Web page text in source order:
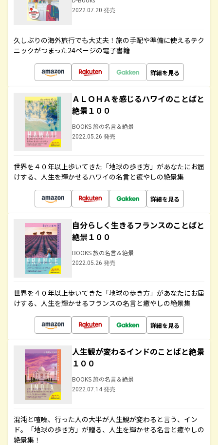
2022.07.20 発売
久しぶりの海外旅行でも大丈夫！旅の手配や準備に使えるテク
ニックがつまった24ページの電子書籍
詳細を見る
ＡＬＯＨＡを感じるハワイのことばと
絶景１００
BOOKS 旅の名言＆絶景
2022.05.26 発売
世界を４０年以上歩いてきた「地球の歩き方」があなたにお届
けする、人生を輝かせるハワイの名言と癒やしの絶景集
詳細を見る
自分らしく生きるフランスのことばと
絶景１００
BOOKS 旅の名言＆絶景
2022.05.26 発売
世界を４０年以上歩いてきた「地球の歩き方」があなたにお届
けする、人生を輝かせるフランスの名言と癒やしの絶景集
詳細を見る
人生観が変わるインドのことばと絶景
１００
BOOKS 旅の名言＆絶景
2022.07.14 発売
混沌と喧噪、行った人の大半が人生観が変わると言う、イン
ド。「地球の歩き方」が贈る、人生を輝かせる名言と癒やしの
絶景集！